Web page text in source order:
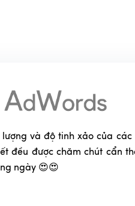
lượng và độ tinh xảo của
đều được chăm chút cẩn
ngày 😍😍